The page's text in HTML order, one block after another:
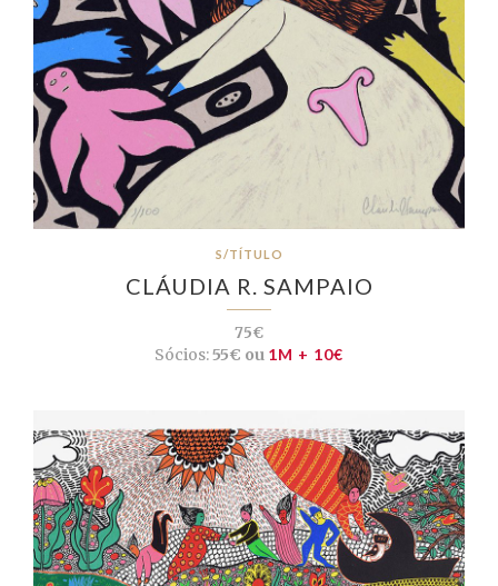
S/TÍTULO
CLÁUDIA R. SAMPAIO
75€
Sócios:55€ ou 1M + 10€